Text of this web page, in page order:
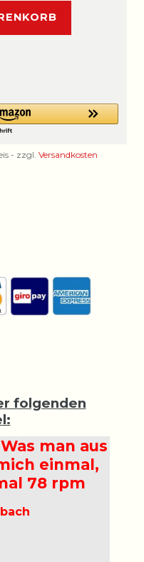
- zzgl. Versandkosten
folgenden
man aus
einmal,
78 rpm